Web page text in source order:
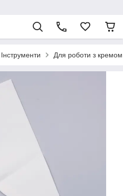
Інструменти Для роботи з кремом